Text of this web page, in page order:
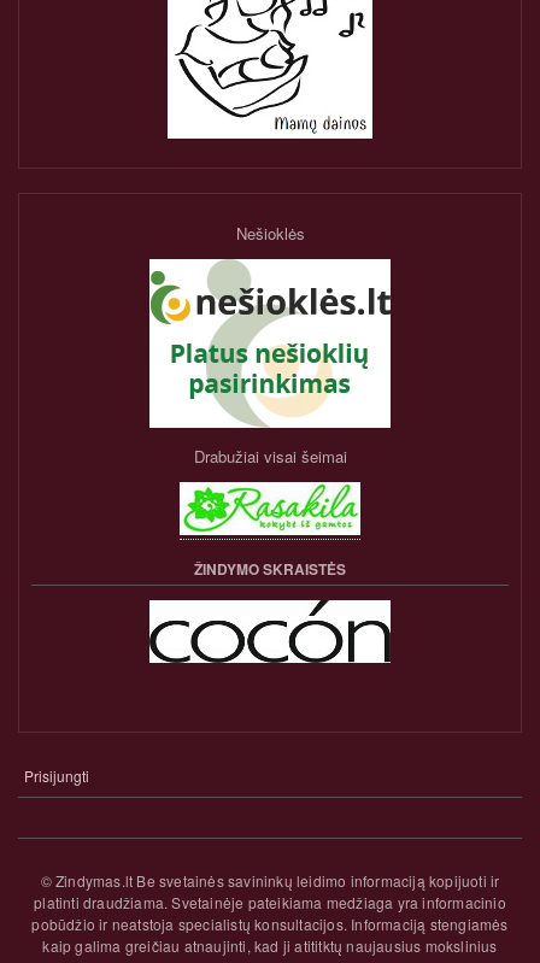
Nešioklės
Drabužiai visai šeimai
ŽINDYMO SKRAISTĖS
NARIO
MENIU
Prisijungti
© Zindymas.lt Be svetainės savininkų leidimo informaciją kopijuoti ir
platinti draudžiama. Svetainėje pateikiama medžiaga yra informacinio
pobūdžio ir neatstoja specialistų konsultacijos. Informaciją stengiamės
kaip galima greičiau atnaujinti, kad ji atititktų naujausius mokslinius